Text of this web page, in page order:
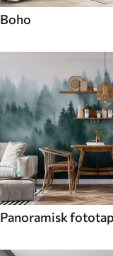
Boho
Panoramisk